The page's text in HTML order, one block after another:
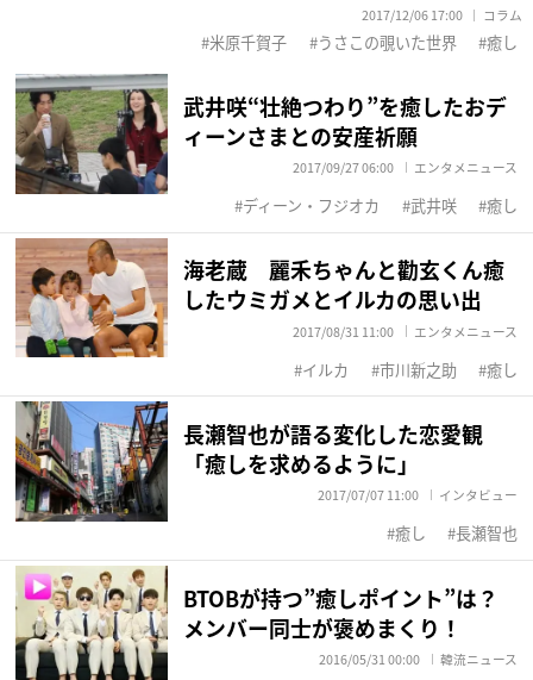
2017/12/06 17:00 コラム
米原千賀子 うさこの覗いた世界 癒し
武井咲“壮絶つわり”を癒したおデ
ィーンさまとの安産祈願
2017/09/27 06:00 エンタメニュース
ディーン・フジオカ 武井咲 癒し
海老蔵 麗禾ちゃんと勸玄くん癒
したウミガメとイルカの思い出
2017/08/31 11:00 エンタメニュース
イルカ 市川新之助 癒し
長瀬智也が語る変化した恋愛観
「癒しを求めるように」
2017/07/07 11:00 インタビュー
癒し 長瀬智也
BTOBが持つ”癒しポイント”は？
メンバー同士が褒めまくり！
2016/05/31 00:00 韓流ニュース